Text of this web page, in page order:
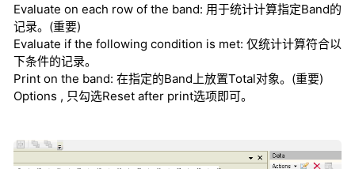
Evaluate on each row of the band: 用于统计计算指定Band的
记录。(重要)
Evaluate if the following condition is met: 仅统计计算符合以
下条件的记录。
Print on the band: 在指定的Band上放置Total对象。(重要)
Options , 只勾选Reset after print选项即可。